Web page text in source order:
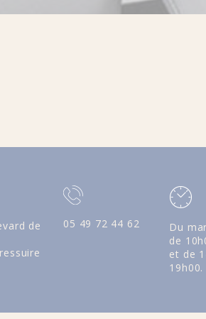
de
05 49 72 44 62
Du
de
et de
19h00.